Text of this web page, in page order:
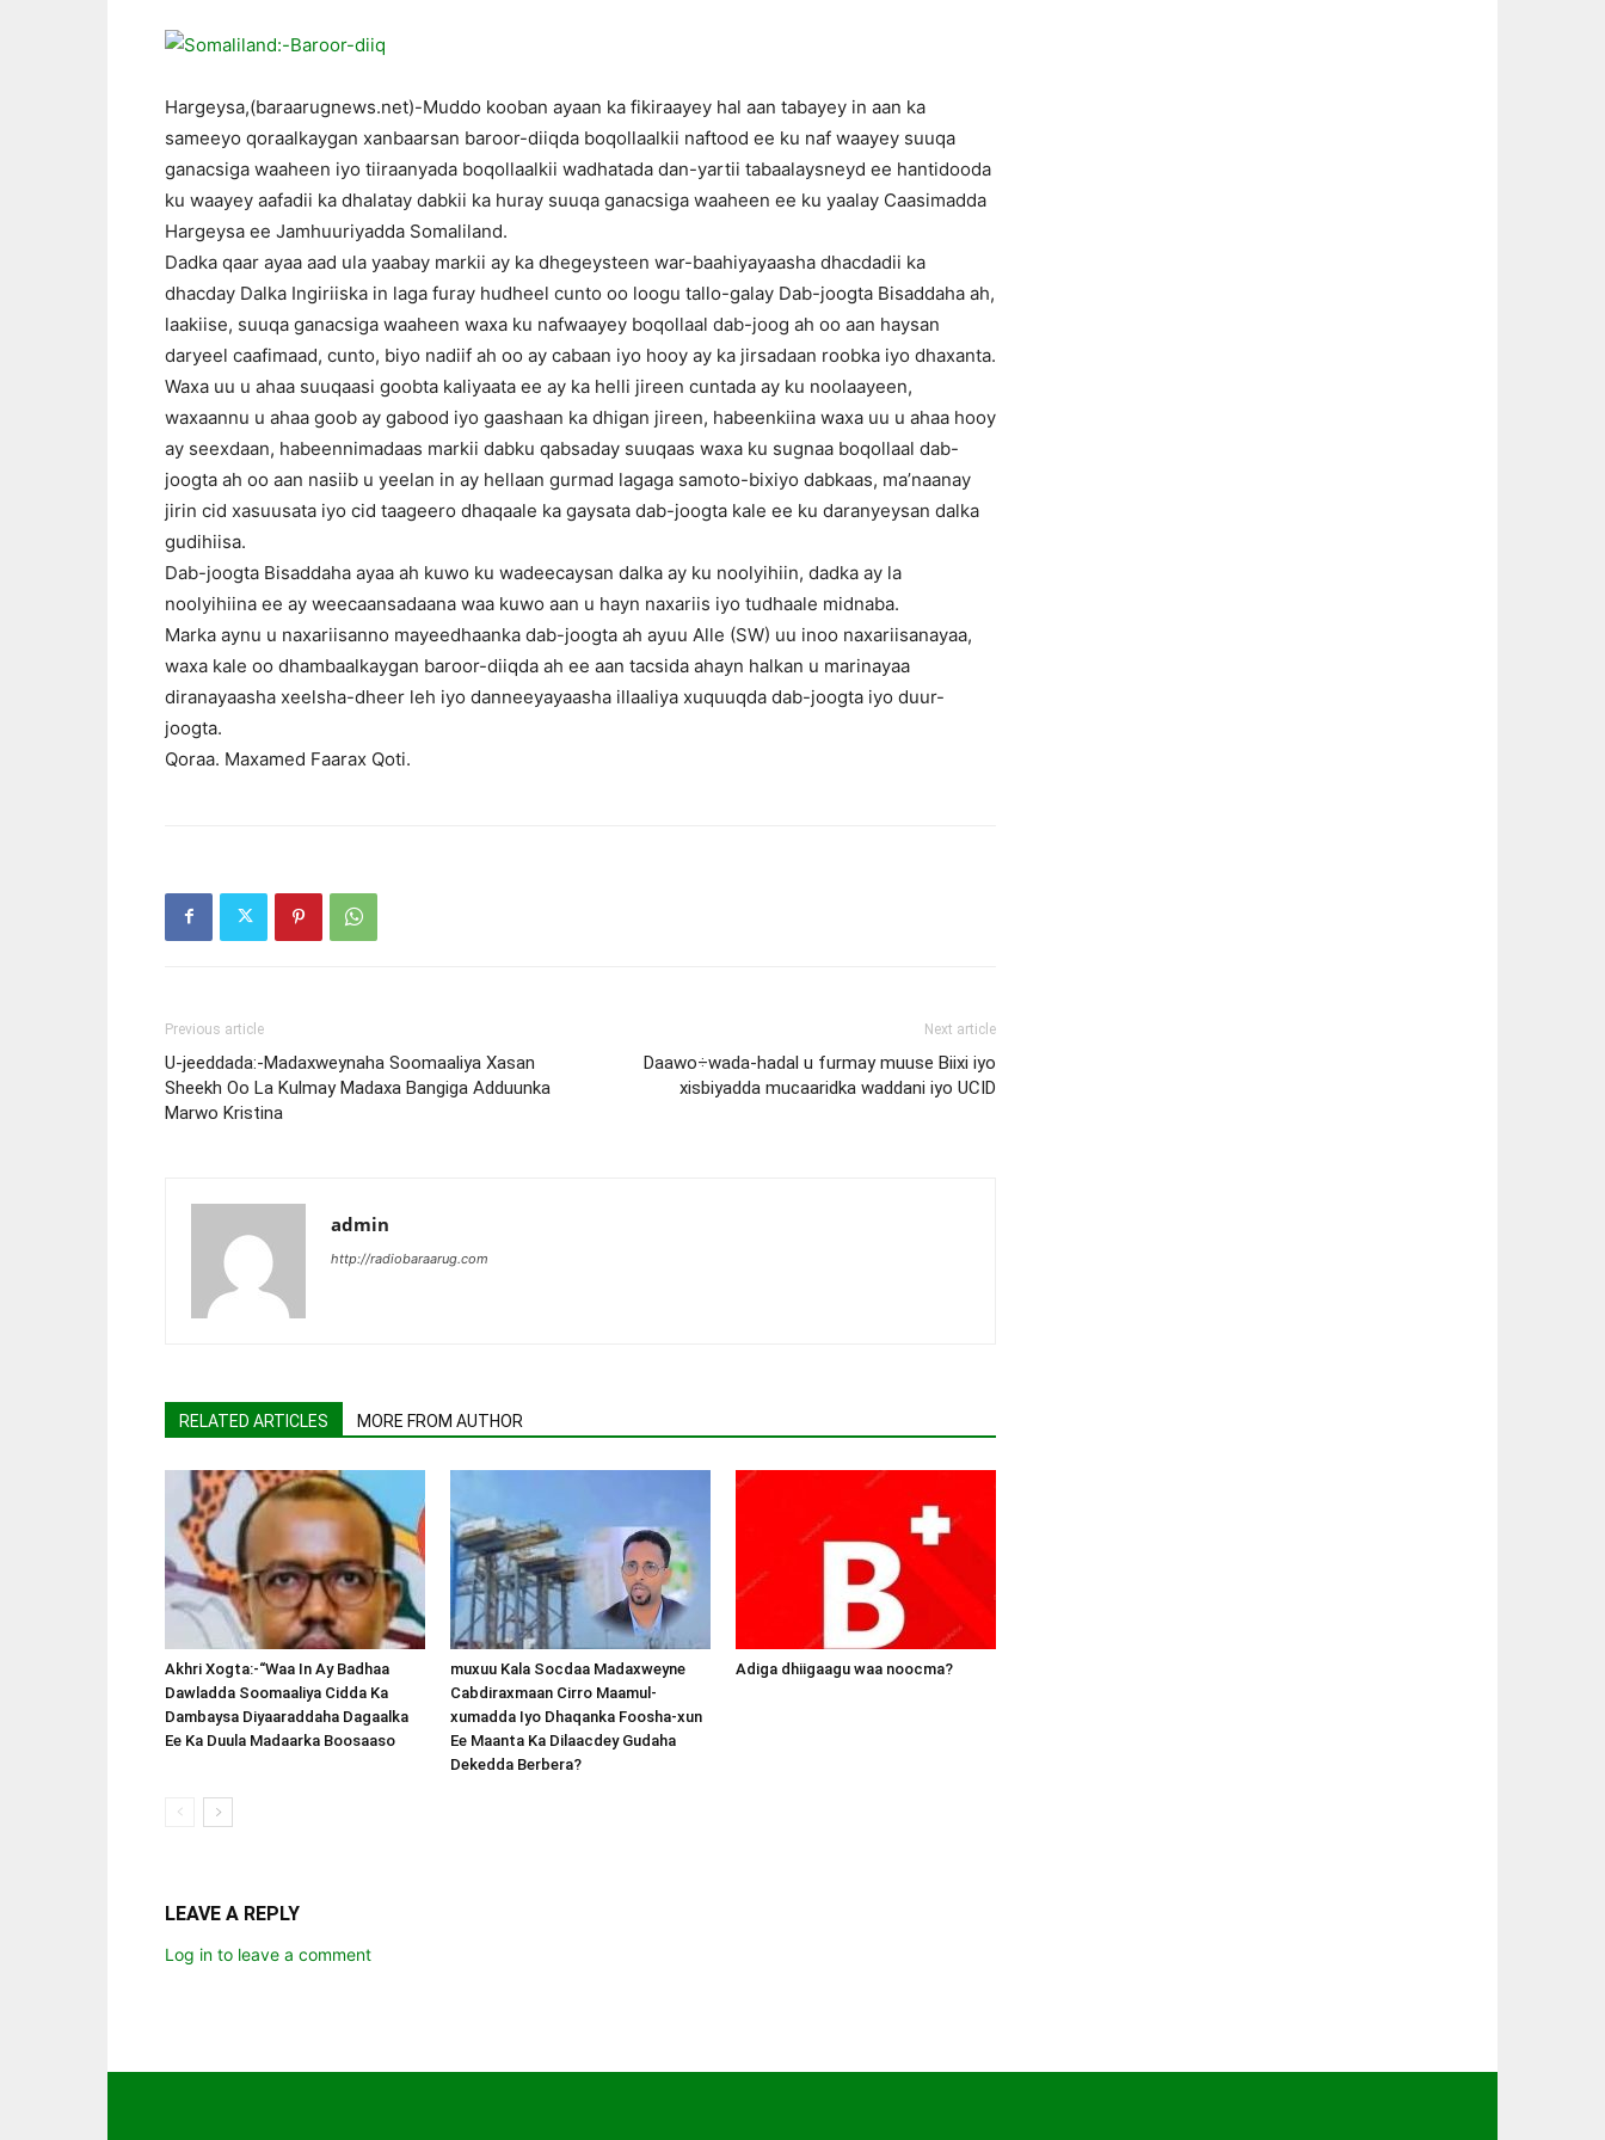
Hargeysa,(baraarugnews.net)-Muddo kooban ayaan ka fikiraayey hal aan tabayey in aan ka
sameeyo qoraalkaygan xanbaarsan baroor-diiqda boqollaalkii naftood ee ku naf waayey suuqa
ganacsiga waaheen iyo tiiraanyada boqollaalkii wadhatada dan-yartii tabaalaysneyd ee hantidooda
ku waayey aafadii ka dhalatay dabkii ka huray suuqa ganacsiga waaheen ee ku yaalay Caasimadda
Hargeysa ee Jamhuuriyadda Somaliland.
Dadka qaar ayaa aad ula yaabay markii ay ka dhegeysteen war-baahiyayaasha dhacdadii ka
dhacday Dalka Ingiriiska in laga furay hudheel cunto oo loogu tallo-galay Dab-joogta Bisaddaha ah,
laakiise, suuqa ganacsiga waaheen waxa ku nafwaayey boqollaal dab-joog ah oo aan haysan
daryeel caafimaad, cunto, biyo nadiif ah oo ay cabaan iyo hooy ay ka jirsadaan roobka iyo dhaxanta.
Waxa uu u ahaa suuqaasi goobta kaliyaata ee ay ka helli jireen cuntada ay ku noolaayeen,
waxaannu u ahaa goob ay gabood iyo gaashaan ka dhigan jireen, habeenkiina waxa uu u ahaa hooy
ay seexdaan, habeennimadaas markii dabku qabsaday suuqaas waxa ku sugnaa boqollaal dab-
joogta ah oo aan nasiib u yeelan in ay hellaan gurmad lagaga samoto-bixiyo dabkaas, ma’naanay
jirin cid xasuusata iyo cid taageero dhaqaale ka gaysata dab-joogta kale ee ku daranyeysan dalka
gudihiisa.
Dab-joogta Bisaddaha ayaa ah kuwo ku wadeecaysan dalka ay ku noolyihiin, dadka ay la
noolyihiina ee ay weecaansadaana waa kuwo aan u hayn naxariis iyo tudhaale midnaba.
Marka aynu u naxariisanno mayeedhaanka dab-joogta ah ayuu Alle (SW) uu inoo naxariisanayaa,
waxa kale oo dhambaalkaygan baroor-diiqda ah ee aan tacsida ahayn halkan u marinayaa
diranayaasha xeelsha-dheer leh iyo danneeyayaasha illaaliya xuquuqda dab-joogta iyo duur-
joogta.
Qoraa. Maxamed Faarax Qoti.
Previous article
U-jeeddada:-Madaxweynaha Soomaaliya Xasan
Sheekh Oo La Kulmay Madaxa Bangiga Adduunka
Marwo Kristina
Next article
Daawo÷wada-hadal u furmay muuse Biixi iyo
xisbiyadda mucaaridka waddani iyo UCID
admin
http://radiobaraarug.com
RELATED ARTICLES MORE FROM AUTHOR
Akhri Xogta:-“Waa In Ay Badhaa
Dawladda Soomaaliya Cidda Ka
Dambaysa Diyaaraddaha Dagaalka
Ee Ka Duula Madaarka Boosaaso
muxuu Kala Socdaa Madaxweyne
Cabdiraxmaan Cirro Maamul-
xumadda Iyo Dhaqanka Foosha-xun
Ee Maanta Ka Dilaacdey Gudaha
Dekedda Berbera?
Adiga dhiigaagu waa noocma?
LEAVE A REPLY
Log in to leave a comment